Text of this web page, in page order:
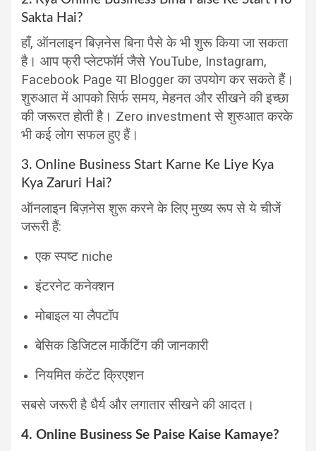
Sakta Hai?
हाँ, ऑनलाइन बिज़नेस बिना पैसे के भी शुरू किया जा सकता
है। आप फ्री प्लेटफॉर्म जैसे YouTube, Instagram,
Facebook Page या Blogger का उपयोग कर सकते हैं।
शुरुआत में आपको सिर्फ समय, मेहनत और सीखने की इच्छा
की जरूरत होती है। Zero investment से शुरुआत करके
भी कई लोग सफल हुए हैं।
3. Online Business Start Karne Ke Liye Kya
Kya Zaruri Hai?
ऑनलाइन बिज़नेस शुरू करने के लिए मुख्य रूप से ये चीजें
जरूरी हैं:
एक स्पष्ट niche
इंटरनेट कनेक्शन
मोबाइल या लैपटॉप
बेसिक डिजिटल मार्केटिंग की जानकारी
नियमित कंटेंट क्रिएशन
सबसे जरूरी है धैर्य और लगातार सीखने की आदत।
4. Online Business Se Paise Kaise Kamaye?